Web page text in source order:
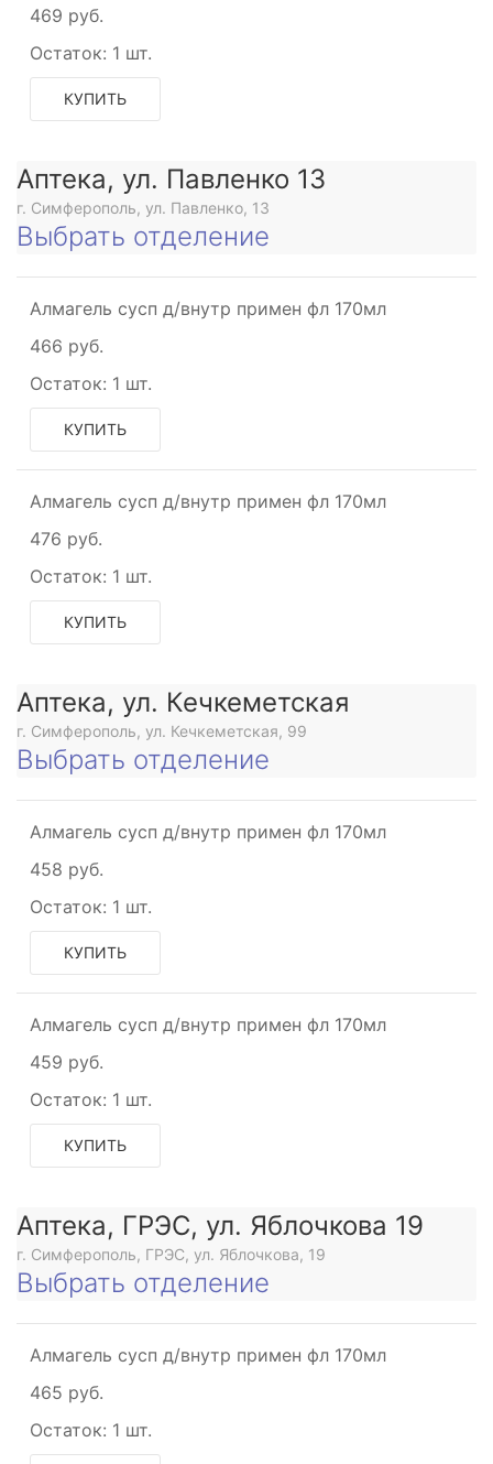
469 руб.
Остаток: 1 шт.
КУПИТЬ
Аптека, ул. Павленко 13
г. Симферополь, ул. Павленко, 13
Выбрать отделение
Алмагель сусп д/внутр примен фл 170мл
466 руб.
Остаток: 1 шт.
КУПИТЬ
Алмагель сусп д/внутр примен фл 170мл
476 руб.
Остаток: 1 шт.
КУПИТЬ
Аптека, ул. Кечкеметская
г. Симферополь, ул. Кечкеметская, 99
Выбрать отделение
Алмагель сусп д/внутр примен фл 170мл
458 руб.
Остаток: 1 шт.
КУПИТЬ
Алмагель сусп д/внутр примен фл 170мл
459 руб.
Остаток: 1 шт.
КУПИТЬ
Аптека, ГРЭС, ул. Яблочкова 19
г. Симферополь, ГРЭС, ул. Яблочкова, 19
Выбрать отделение
Алмагель сусп д/внутр примен фл 170мл
465 руб.
Остаток: 1 шт.